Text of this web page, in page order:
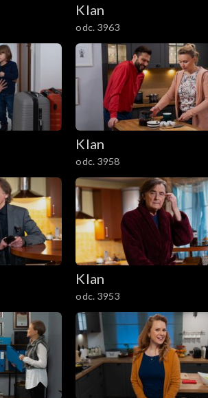
Klan
odc. 3963
Klan
odc. 3958
Klan
odc. 3953